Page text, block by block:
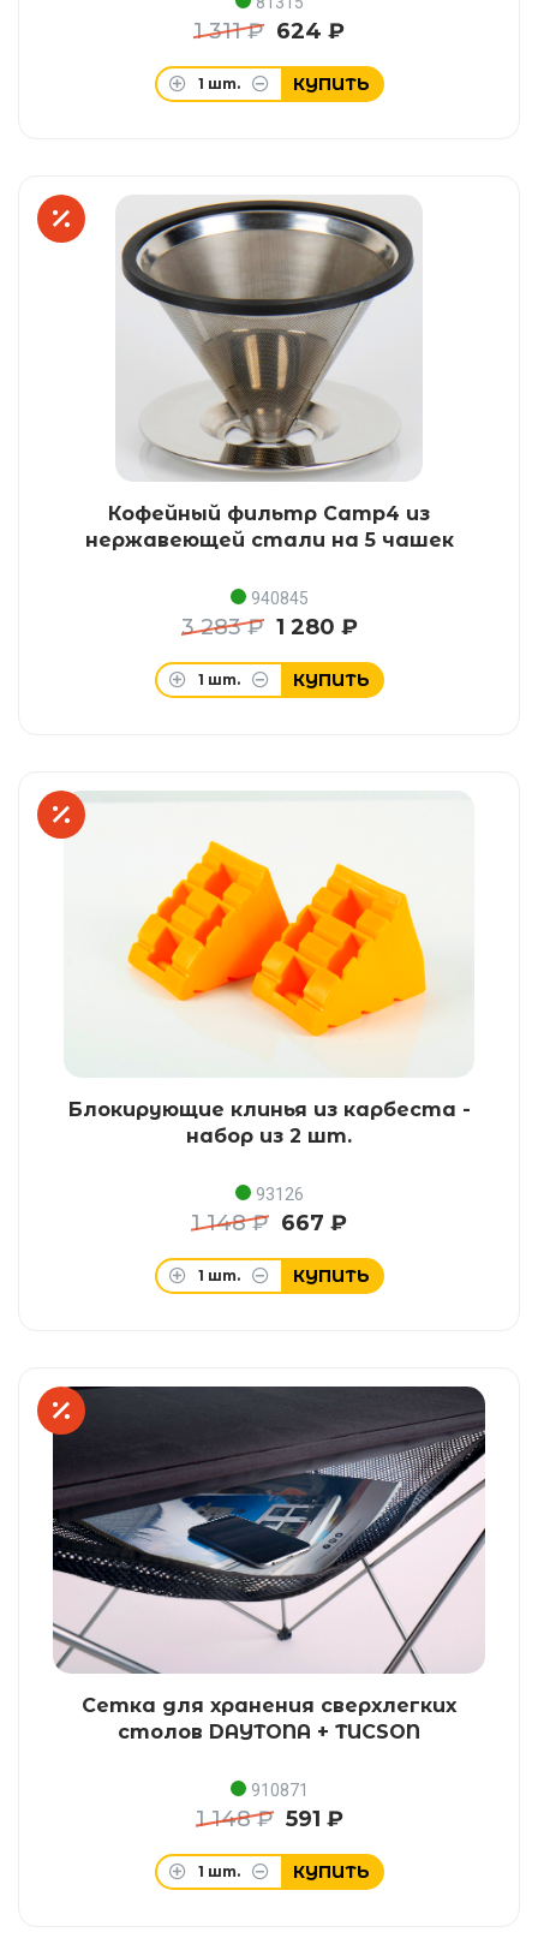
1 311 ₽ 624 ₽
1 шт. КУПИТЬ
Кофейный фильтр Camp4 из
нержавеющей стали на 5 чашек
940845
3 283 ₽ 1 280 ₽
1 шт. КУПИТЬ
Блокирующие клинья из карбеста -
набор из 2 шт.
93126
1 148 ₽ 667 ₽
1 шт. КУПИТЬ
Сетка для хранения сверхлегких
столов DAYTONA + TUCSON
910871
1 148 ₽ 591 ₽
1 шт. КУПИТЬ